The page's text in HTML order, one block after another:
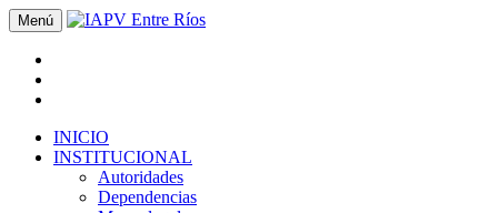
Menú
INICIO
INSTITUCIONAL
Autoridades
Dependencias